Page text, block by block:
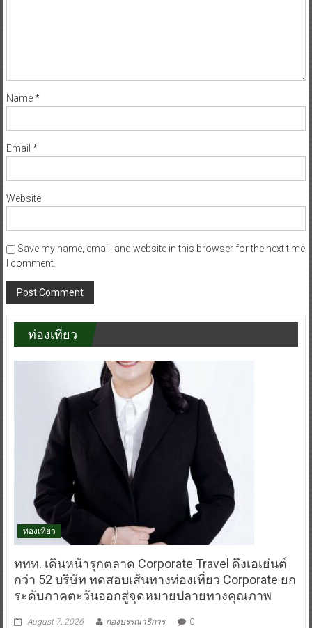
Name*
Email *
Website
Save my name, email, and website in this browser for the next time
I comment.
ท่องเที่ยว
ท่องเที่ยว
ททท. เดินหน้ารุกตลาด Corporate Travel ดึงเอเย่นต์
กว่า 52 บริษัท ทดสอบเส้นทางท่องเที่ยว Corporate ยก
ระดับภาคตะวันออกสู่จุดหมายปลายทางคุณภาพ
August 7, 2026 กองบรรณาธิการ 0